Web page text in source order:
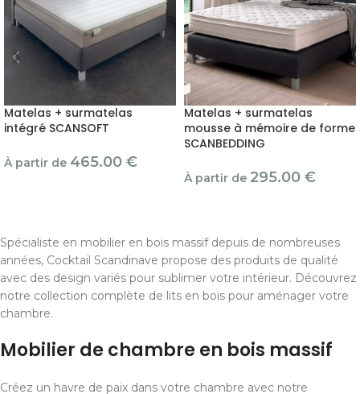
Matelas + surmatelas
intégré SCANSOFT
À partir de 465.00 €
Matelas + surmatelas
mousse à mémoire de forme
SCANBEDDING
À partir de 295.00 €
Spécialiste en mobilier en bois massif depuis de nombreuses
années, Cocktail Scandinave propose des produits de qualité
avec des design variés pour sublimer votre intérieur. Découvrez
notre collection complète de lits en bois pour aménager votre
chambre.
Mobilier de chambre en bois massif
Créez un havre de paix dans votre chambre avec notre